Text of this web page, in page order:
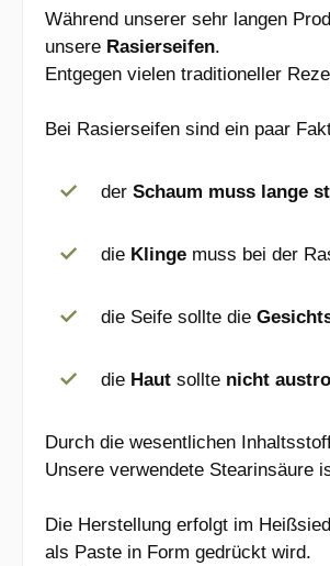
Während unserer sehr langen
unsere Rasierseifen.
Entgegen vielen traditioneller
Bei Rasierseifen sind ein paar
der Schaum muss lange
die Klinge muss bei der
die Seife sollte die
die Haut sollte nicht
Durch die wesentlichen
Unsere verwendete Stearinsäure
Die Herstellung erfolgt im
als Paste in Form gedrückt wird.